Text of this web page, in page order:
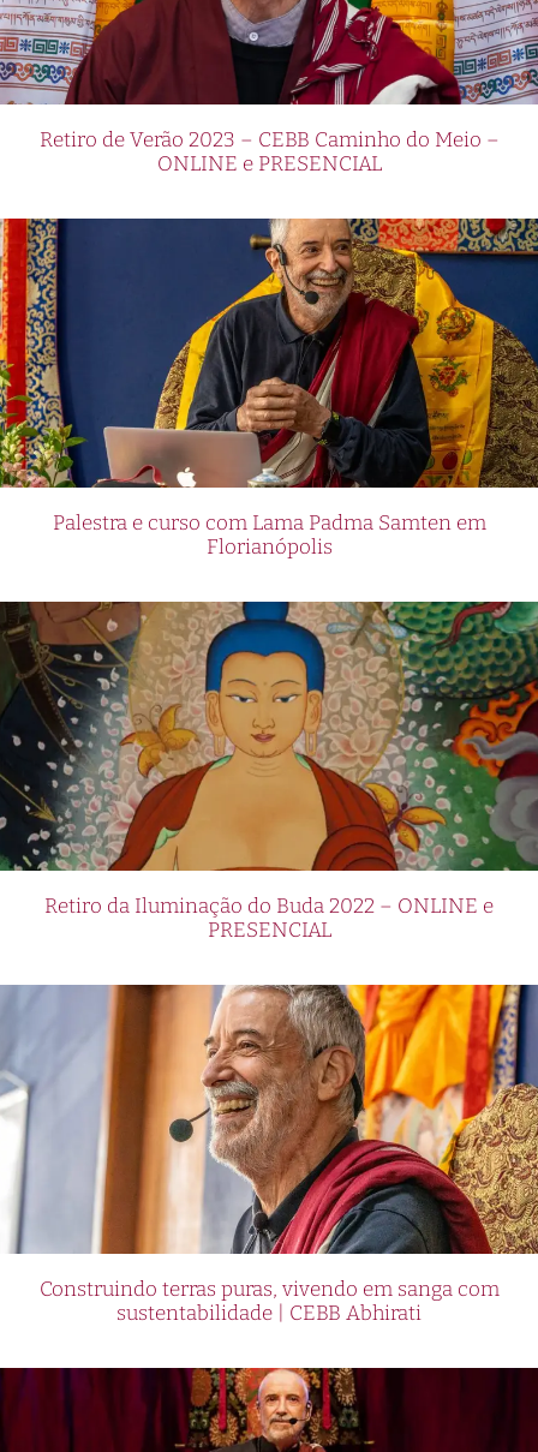
Retiro de Verão 2023 – CEBB Caminho do Meio –
ONLINE e PRESENCIAL
Palestra e curso com Lama Padma Samten em
Florianópolis
Retiro da Iluminação do Buda 2022 – ONLINE e
PRESENCIAL
Construindo terras puras, vivendo em sanga com
sustentabilidade | CEBB Abhirati